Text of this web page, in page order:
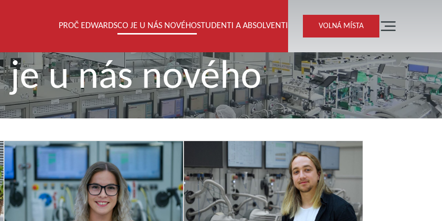
PROČ EDWARDSCO JE U NÁS NOVÉHOSTUDENTI A ABSOLVENTI VOLNÁ MÍSTA
NAŠE TÝMY
je u nás nového